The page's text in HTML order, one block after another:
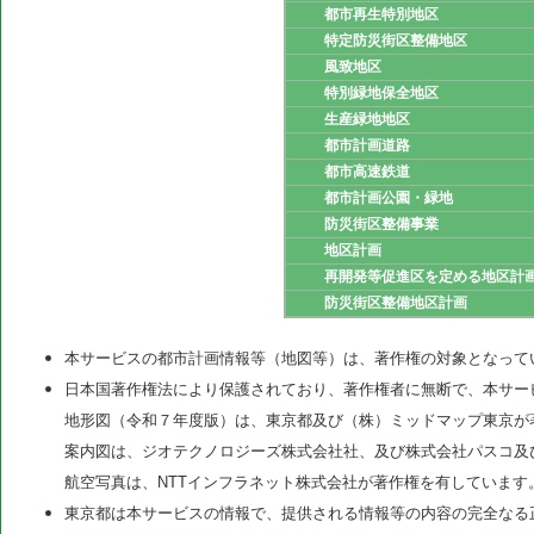
都市再生特別地区
特定防災街区整備地区
風致地区
特別緑地保全地区
生産緑地地区
都市計画道路
都市高速鉄道
都市計画公園・緑地
防災街区整備事業
地区計画
再開発等促進区を定める地区計
防災街区整備地区計画
本サービスの都市計画情報等（地図等）は、著作権の対象となって
日本国著作権法により保護されており、著作権者に無断で、本サ
地形図（令和７年度版）は、東京都及び（株）ミッドマップ東京
案内図は、ジオテクノロジーズ株式会社社、及び株式会社パスコ
航空写真は、NTTインフラネット株式会社が著作権を有しています
東京都は本サービスの情報で、提供される情報等の内容の完全な